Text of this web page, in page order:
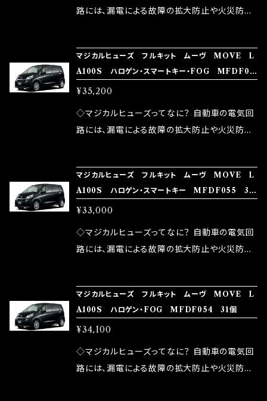
ドリング安定化（静粛性UP） ・ターボ車のターボ
など、これらの効果は、タウンユースだけでなく、
モータースポーツシーンでの実証実験の上、 製
品化を果たしております。
中に漏電してしまう。 3.金属プレートが接触する
ズが、マジカルヒューズになります。 ◇マジカル
ヒューズの効果 マジカルヒューズは放電防止効
果・接触抵抗低減効果により、このような効果を
発揮します。 ・アクセルレスポンスの向上 ・アイ
ドリング安定化（静粛性UP） ・ターボ車のターボ
など、これらの効果は、タウンユースだけでなく、
モータースポーツシーンでの実証実験の上、 製
品化を果たしております。
路には、漏電による故障の拡大防止や火災防止
路として、各回路への電力供給を行っています。
しかし、ヒューズには拭い去れない欠点があり
ます。 1.溶接回路であるため、配線と比較し抵抗
が大きい。 2.金属部分が露出している為、空気
中に漏電してしまう。 3.金属プレートが接触する
ズが、マジカルヒューズになります。 ◇マジカル
ヒューズの効果 マジカルヒューズは放電防止効
果・接触抵抗低減効果により、このような効果を
発揮します。 ・アクセルレスポンスの向上 ・アイ
ドリング安定化（静粛性UP） ・ターボ車のターボ
など、これらの効果は、タウンユースだけでなく、
モータースポーツシーンでの実証実験の上、 製
品化を果たしております。
マジカルヒューズ フルキット ムーヴ MOVE L
A100S ハロゲン・スマートキー・FOG MFDF05
6 32個
¥35,200
◇マジカルヒューズってなに？ 自動車の電気回
路には、漏電による故障の拡大防止や火災防止
路として、各回路への電力供給を行っています。
しかし、ヒューズには拭い去れない欠点があり
ます。 1.溶接回路であるため、配線と比較し抵抗
が大きい。 2.金属部分が露出している為、空気
中に漏電してしまう。 3.金属プレートが接触する
ズが、マジカルヒューズになります。 ◇マジカル
ヒューズの効果 マジカルヒューズは放電防止効
果・接触抵抗低減効果により、このような効果を
発揮します。 ・アクセルレスポンスの向上 ・アイ
ドリング安定化（静粛性UP） ・ターボ車のターボ
マジカルヒューズ フルキット ムーヴ MOVE L
A100S ハロゲン・スマートキー MFDF055 30
個
¥33,000
◇マジカルヒューズってなに？ 自動車の電気回
路には、漏電による故障の拡大防止や火災防止
路として、各回路への電力供給を行っています。
しかし、ヒューズには拭い去れない欠点があり
ます。 1.溶接回路であるため、配線と比較し抵抗
が大きい。 2.金属部分が露出している為、空気
中に漏電してしまう。 3.金属プレートが接触する
マジカルヒューズ フルキット ムーヴ MOVE L
A100S ハロゲン・FOG MFDF054 31個
¥34,100
◇マジカルヒューズってなに？ 自動車の電気回
路には、漏電による故障の拡大防止や火災防止